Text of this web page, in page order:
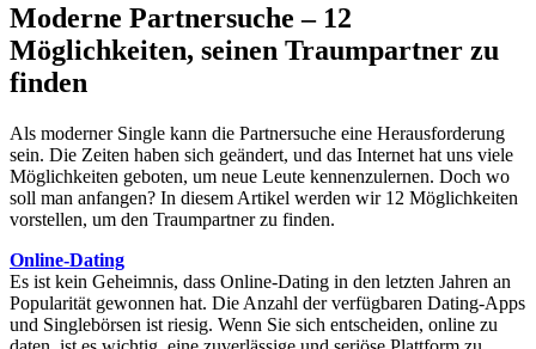
Moderne Partnersuche – 12
Möglichkeiten, seinen Traumpartner zu
finden
Als moderner Single kann die Partnersuche eine Herausforderung
sein. Die Zeiten haben sich geändert, und das Internet hat uns viele
Möglichkeiten geboten, um neue Leute kennenzulernen. Doch wo
soll man anfangen? In diesem Artikel werden wir 12 Möglichkeiten
vorstellen, um den Traumpartner zu finden.
Online-Dating
Es ist kein Geheimnis, dass Online-Dating in den letzten Jahren an
Popularität gewonnen hat. Die Anzahl der verfügbaren Dating-Apps
und Singlebörsen ist riesig. Wenn Sie sich entscheiden, online zu